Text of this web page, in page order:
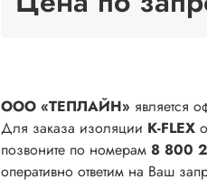
ООО «ТЕПЛАЙН» является
Для заказа изоляции K-FLEX
позвоните по номерам 8 800
оперативно ответим на Ваш